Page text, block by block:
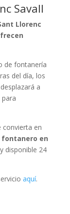
Savall
Llorenc
de fontanería
del día, los
a
convierta en
fontanero en
disponible 24
aquí.